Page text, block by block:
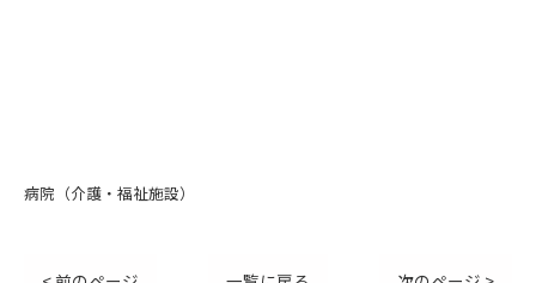
病院（介護・福祉施設）